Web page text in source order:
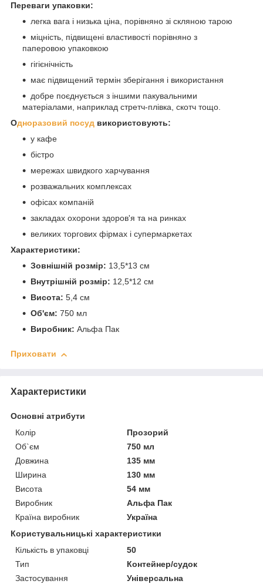
Переваги упаковки:
легка вага і низька ціна, порівняно зі скляною тарою
міцність, підвищені властивості порівняно з
паперовою упаковкою
гігієнічність
має підвищений термін зберігання і використання
добре поєднується з іншими пакувальними
матеріалами, наприклад стретч-плівка, скотч тощо.
Одноразовий посуд використовують:
у кафе
бістро
мережах швидкого харчування
розважальних комплексах
офісах компаній
закладах охорони здоров'я та на ринках
великих торгових фірмах і супермаркетах
Характеристики:
Зовнішній розмір: 13,5*13 см
Внутрішній розмір: 12,5*12 см
Висота: 5,4 см
Об'єм: 750 мл
Виробник: Альфа Пак
Приховати
Характеристики
Основні атрибути
Колір
Прозорий
Об`єм
750 мл
Довжина
135 мм
Ширина
130 мм
Висота
54 мм
Виробник
Альфа Пак
Країна виробник
Україна
Користувальницькі характеристики
Кількість в упаковці
50
Тип
Контейнер/судок
Застосування
Універсальна